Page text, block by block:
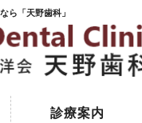
ら「天野歯科」
診療案内